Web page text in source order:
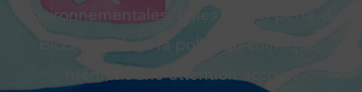
environnementales, telles que la perte de
biodiversité ou la pollution chimique,
méritent une attention accrue.